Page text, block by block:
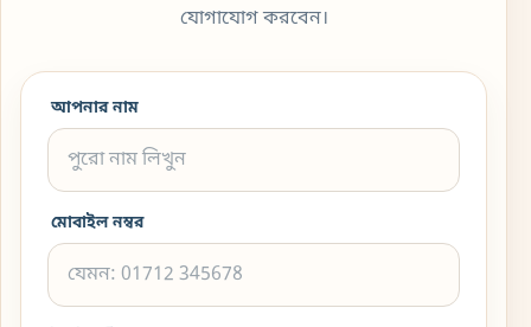
যোগাযোগ করবেন।
আপনার নাম
মোবাইল নম্বর